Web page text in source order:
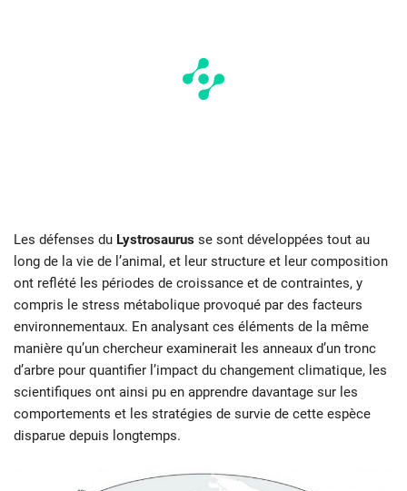
Les défenses du Lystrosaurus se sont développées tout au
long de la vie de l’animal, et leur structure et leur composition
ont reflété les périodes de croissance et de contraintes, y
compris le stress métabolique provoqué par des facteurs
environnementaux. En analysant ces éléments de la même
manière qu’un chercheur examinerait les anneaux d’un tronc
d’arbre pour quantifier l’impact du changement climatique, les
scientifiques ont ainsi pu en apprendre davantage sur les
comportements et les stratégies de survie de cette espèce
disparue depuis longtemps.